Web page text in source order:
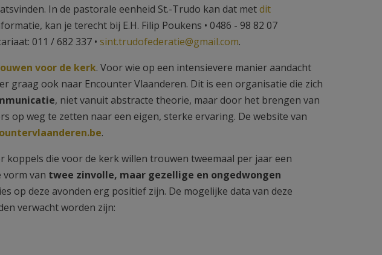
In de pastorale eenheid St.-Trudo kan dat metdit
kan je terecht bij E.H. Filip Poukens • 0486 - 98 82 07
011 / 682 337 •sint.trudofederatie@gmail.com.
voor de kerk. Voor wie op een intensievere manier aandacht
graag ook naar Encounter Vlaanderen. Dit is een organisatie die zich
, niet vanuit abstracte theorie, maar door het brengen van
op weg te zetten naar een eigen, sterke ervaring. De website van
.
die voor de kerk willen trouwen tweemaal per jaar een
vorm van twee zinvolle, maar gezellige en ongedwongen
op deze avonden erg positief zijn. De mogelijke data van deze
verwacht worden zijn: